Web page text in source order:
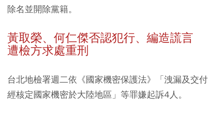
除名並開除黨籍。
黃取榮、何仁傑否認犯行、編造謊言
遭檢方求處重刑
台北地檢署週二依《國家機密保護法》「洩漏及交付
經核定國家機密於大陸地區」等罪嫌起訴4人。